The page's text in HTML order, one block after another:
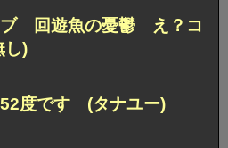
回遊魚の憂鬱 え？コ
し)
度です (タナユー)